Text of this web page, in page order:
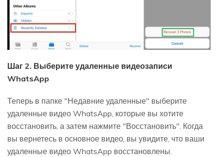
Шаг 2. Выберите удаленные видеозаписи
WhatsApp
Теперь в папке "Недавние удаленные" выберите
удаленные видео WhatsApp, которые вы хотите
восстановить, а затем нажмите "Восстановить". Когда
вы вернетесь в основное видео, вы увидите, что ваши
удаленные видео WhatsApp восстановлены.